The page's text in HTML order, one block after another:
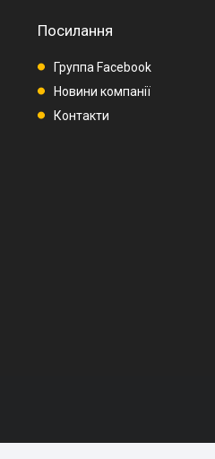
Посилання
Группа Facebook
Новини компанії
Контакти